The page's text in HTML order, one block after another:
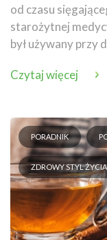
od czasu
starożytnej
był używany przy
Czytaj więcej
PORADNIK
ZDROWY STYL ŻYCIA